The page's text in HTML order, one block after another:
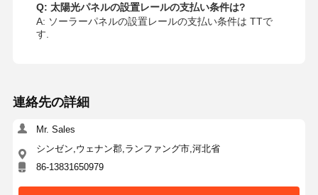
Q: 太陽光パネルの設置レールの支払い条件は?
A: ソーラーパネルの設置レールの支払い条件は TTで
す.
連絡先の詳細
Mr. Sales
シンゼン,ウェナン郡,ランファング市,河北省
86-13831650979